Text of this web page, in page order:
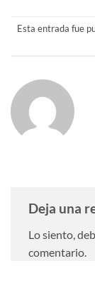
Esta entrada fue
Deja una
Lo siento,
comentario.